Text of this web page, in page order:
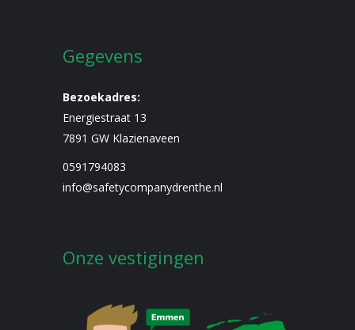
Gegevens
Bezoekadres:
Energiestraat 13
7891 GW Klazienaveen
0591794083
info@safetycompanydrenthe.nl
Onze vestigingen